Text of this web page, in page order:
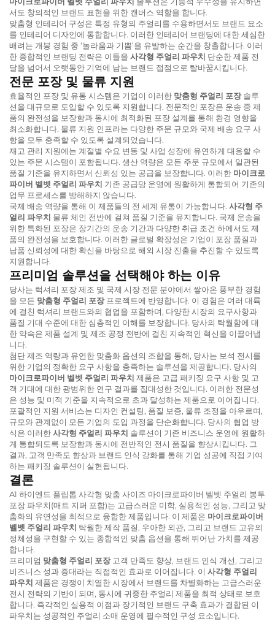
서도 창의적인 브랜드 표현을 위한 캔버스 역할을 합니다.
맞춤형 인테리어 구성은 특정 유형의 주얼리를 수용하면서도 브랜드 요소
를 인테리어 디자인에 통합합니다. 이러한 인테리어 브랜딩에 대한 세심한
배려는 개봉 경험 중 ‘놀라움과 기쁨’을 유발하는 순간을 창출합니다. 이러
한 종합적인 브랜딩 전략은 이들을 사각형 주얼리 파우치 단순한 제품 전
달을 넘어서 오랫동안 기억에 남는 브랜드 접점으로 탈바꿈시킵니다.
전문 포장 및 물류 지원
효율적인 포장 및 유통 시스템은 기업이 이러한 맞춤형 주얼리 포장솔루
션을 대규모로 도입할 수 있도록 지원합니다. 전문적인 포장은 운송 중 제
품의 완전성을 보장함과 동시에 최적화된 포장 설계를 통해 환경 영향을
최소화합니다. 물류 지원 인프라는 다양한 주문 규모와 국제 배송 요구 사
항을 모두 충족할 수 있도록 설계되었습니다.
재고 관리 지원에는 계절별 수요 변동 및 사업 성장에 유연하게 대응할 수
있는 주문 시스템이 포함됩니다. 생산 역량은 모든 주문 규모에서 일관된
품질 기준을 유지하면서 신뢰성 있는 공급을 보장합니다. 이러한 마이크로
파이버 벨벳 주얼리 파우치 기존 공급망 운영에 원활하게 통합되어 기존의
업무 프로세스를 방해하지 않습니다.
국제 배송 역량을 통해 이 제품들의 전 세계 유통이 가능합니다. 사각형 주
얼리 파우치 물류 체인 전반에 걸쳐 품질 기준을 유지합니다. 국제 운송을
위한 특화된 포장은 장기간의 운송 기간과 다양한 취급 조건 하에서도 제
품의 완전성을 보호합니다. 이러한 글로벌 확장성은 기업이 포장 품질과
납품 신뢰성에 대한 확신을 바탕으로 해외 시장 진출을 추진할 수 있도록
지원합니다.
프리미엄 솔루션을 선택해야 하는 이유
당사는 럭셔리 포장 제조 및 국제 시장 전문 분야에서 쌓아온 풍부한 경험
을 모든 맞춤형 주얼리 포장 프로젝트에 반영합니다. 이 경험은 여러 대륙
에 걸친 럭셔리 브랜드와의 협업을 포함하며, 다양한 시장의 요구사항과
품질 기대 수준에 대한 심층적인 이해를 보장합니다. 당사의 탁월함에 대
한 약속은 제품 설계 및 제조 공정 전반에 걸친 지속적인 혁신을 이끌어냅
니다.
첨단 제조 역량과 유연한 맞춤화 옵션의 조합을 통해, 당사는 보석 전시를
위한 기업의 정확한 요구 사항을 충족하는 솔루션을 제공합니다. 당사의
마이크로파이버 벨벳 주얼리 파우치 제품은 고급 패키징 요구 사항 및 고
객 기대에 대한 광범위한 연구 결과를 집대성한 것입니다. 이러한 전문성
은 성능 및 미적 기준을 지속적으로 초과 달성하는 제품으로 이어집니다.
포괄적인 지원 서비스는 디자인 컨설팅, 품질 보증, 물류 조정을 아우르며,
규모와 관계없이 모든 기업의 도입 과정을 단순화합니다. 당사의 협업 방
식은 이러한사각형 주얼리 파우치 솔루션이 기존 비즈니스 운영에 원활하
게 통합되도록 보장함과 동시에 전반적인 전시 품질을 향상시킵니다. 그
결과, 고객 만족도 향상과 브랜드 인식 강화를 통해 기업 성공에 직접 기여
하는 패키징 솔루션이 실현됩니다.
결론
A1 하이엔드 플립톱 사각형 맞춤 사이즈 마이크로파이버 벨벳 주얼리 봉투
포장 파우치(매트 지퍼 포함)는 고급스러운 미학, 실용적인 성능, 그리고 맞
춤화의 유연성을 최적으로 융합한 제품입니다. 이 제품은 마이크로파이버
벨벳 주얼리 파우치 탁월한 제작 품질, 우아한 외관, 그리고 브랜드 고유의
정체성을 구현할 수 있는 종합적인 맞춤 옵션을 통해 뛰어난 가치를 제공
합니다.
프리미엄 맞춤형 주얼리 포장 고객 만족도 향상, 브랜드 인식 개선, 그리고
비즈니스 성과 증대라는 직접적인 효과로 이어집니다. 이 사각형 주얼리
파우치 제품은 경쟁이 치열한 시장에서 브랜드를 차별화하는 고급스러운
전시 전략의 기반이 되며, 동시에 귀중한 주얼리 제품을 최적 상태로 보호
합니다. 즉각적인 실용적 이점과 장기적인 브랜드 구축 효과가 결합된 이
파우치는 성공적인 주얼리 소매 운영에 필수적인 구성 요소입니다.